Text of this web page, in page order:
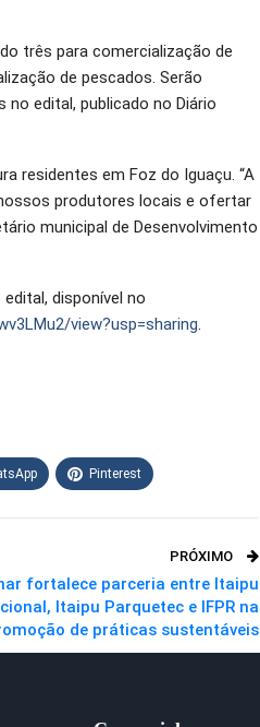
três para comercialização de
de pescados. Serão
edital, publicado no Diário
residentes em Foz do Iguaçu. “A
produtores locais e ofertar
municipal de Desenvolvimento
disponível no
view?usp=sharing.
Pinterest
PRÓXIMO
fortalece parceria entre Itaipu
Itaipu Parquetec e IFPR na
de práticas sustentáveis